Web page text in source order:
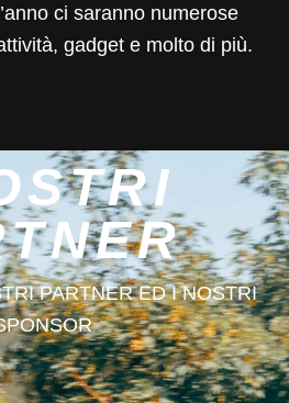
ci saranno numerose
gadget e molto di più.
PARTNER ED I NOSTRI